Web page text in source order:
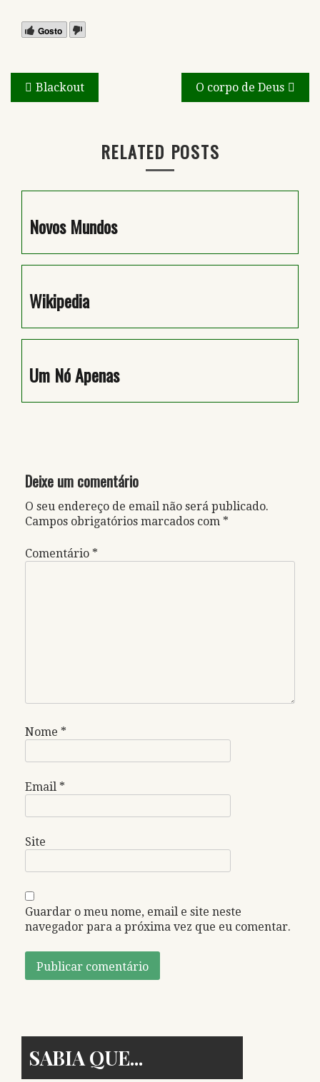
Gosto
Navegação
de
Blackout O corpo de Deus
RELATED POSTS
Novos Mundos
Wikipedia
Um Nó Apenas
Deixe um comentário
O seu endereço de email não será publicado.
Campos obrigatórios marcados com *
Comentário *
Nome *
Email *
Site
Guardar o meu nome, email e site neste
navegador para a próxima vez que eu comentar.
SABIA QUE